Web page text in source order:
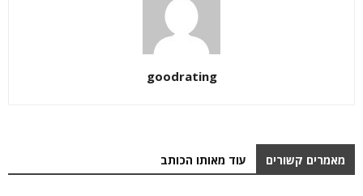
goodrating
מאמרים קשורים עוד מאותו הכותב